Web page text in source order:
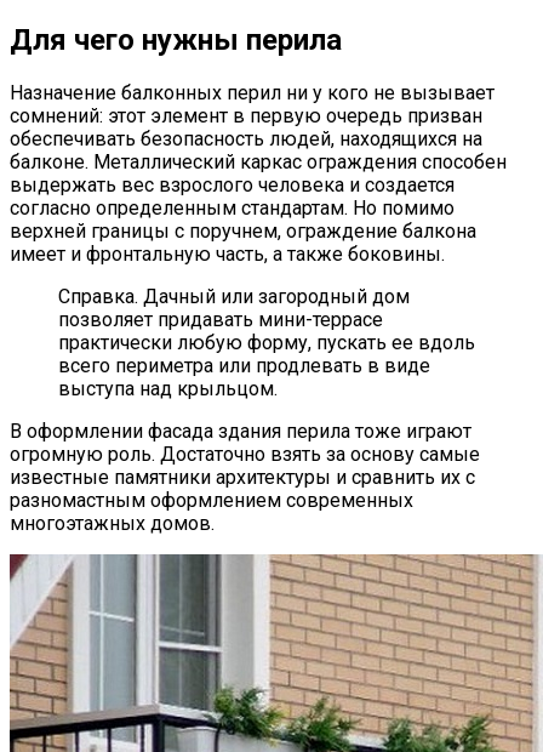
Для чего нужны перила
Назначение балконных перил ни у кого не вызывает
сомнений: этот элемент в первую очередь призван
обеспечивать безопасность людей, находящихся на
балконе. Металлический каркас ограждения способен
выдержать вес взрослого человека и создается
согласно определенным стандартам. Но помимо
верхней границы с поручнем, ограждение балкона
имеет и фронтальную часть, а также боковины.
Справка. Дачный или загородный дом
позволяет придавать мини-террасе
практически любую форму, пускать ее вдоль
всего периметра или продлевать в виде
выступа над крыльцом.
В оформлении фасада здания перила тоже играют
огромную роль. Достаточно взять за основу самые
известные памятники архитектуры и сравнить их с
разномастным оформлением современных
многоэтажных домов.